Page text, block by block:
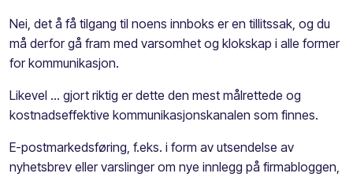
Nei, det å få tilgang til noens innboks er en tillitssak, og du
må derfor gå fram med varsomhet og klokskap i alle former
for kommunikasjon.
Likevel ... gjort riktig er dette den mest målrettede og
kostnadseffektive kommunikasjonskanalen som finnes.
E-postmarkedsføring, f.eks. i form av utsendelse av
nyhetsbrev eller varslinger om nye innlegg på firmabloggen,